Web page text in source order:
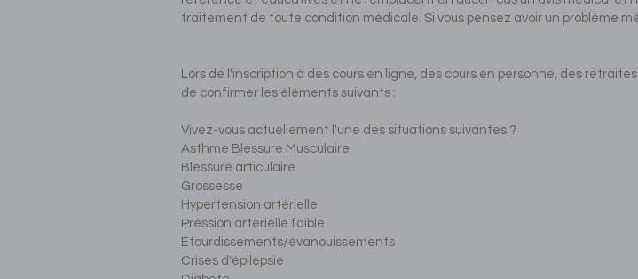
traitement de toute condition médicale. Si vous pensez avoir un problème
Lors de l'inscription à des cours en ligne, des cours en personne, des
de confirmer les éléments suivants :
Vivez-vous actuellement l'une des situations suivantes ?
Asthme Blessure Musculaire
Blessure articulaire
Grossesse
Hypertension artérielle
Pression artérielle faible
Étourdissements/évanouissements
Crises d'épilepsie